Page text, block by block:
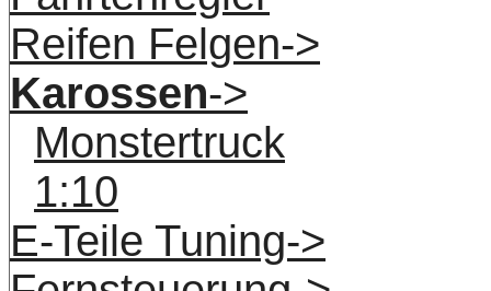
Reifen Felgen->
Karossen->
Monstertruck
1:10
E-Teile Tuning->